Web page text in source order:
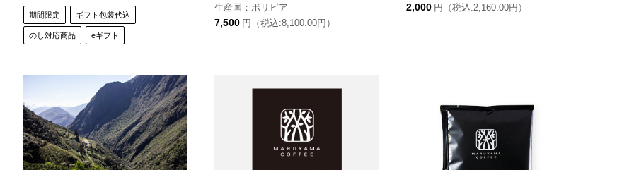
期間限定 ギフト包装代込
のし対応商品 eギフト
生産国：ボリビア
7,500 円（税込:8,100.00円）
2,000 円（税込:2,160.00円）